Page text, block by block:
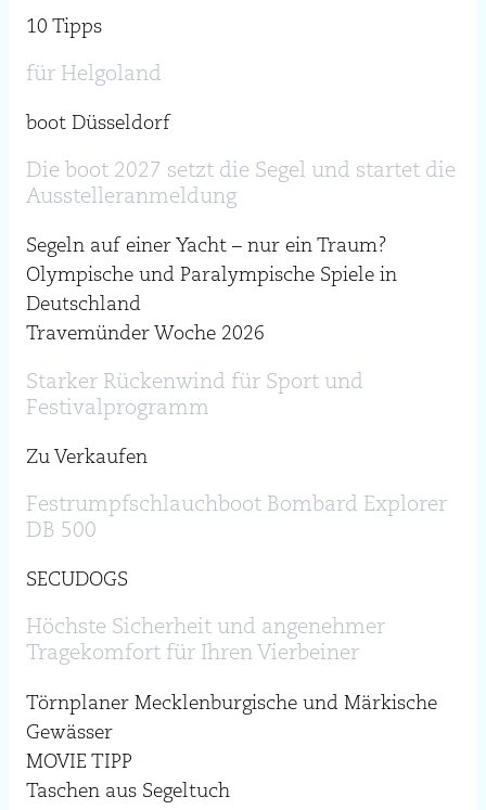
10 Tipps
für Helgoland
boot Düsseldorf
Die boot 2027 setzt die Segel und startet die
Ausstelleranmeldung
Segeln auf einer Yacht – nur ein Traum?
Olympische und Paralympische Spiele in
Deutschland
Travemünder Woche 2026
Starker Rückenwind für Sport und
Festivalprogramm
Zu Verkaufen
Festrumpfschlauchboot Bombard Explorer
DB 500
SECUDOGS
Höchste Sicherheit und angenehmer
Tragekomfort für Ihren Vierbeiner
Törnplaner Mecklenburgische und Märkische
Gewässer
MOVIE TIPP
Taschen aus Segeltuch